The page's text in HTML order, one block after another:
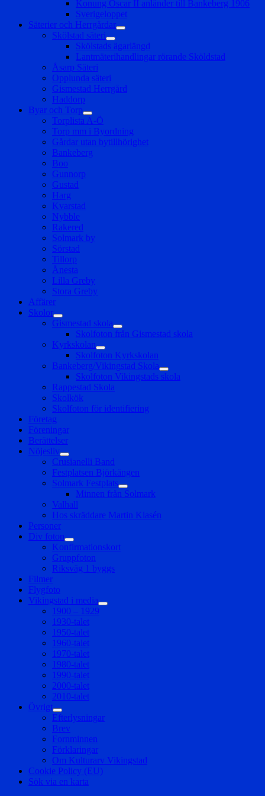
Konung Oscar II anländer till Bankeberg 1906
Sverigeloppet
Säterier och Herrgårdar
expandera
undermeny
Skölstad säteri
expandera
undermeny
Skölstads ägarlängd
Lantmäterihandlingar rörande Sköldstad
Åsarp Säteri
Opplunda säteri
Gismestad Herrgård
Haddorp
Byar och Torp
expandera
undermeny
Torplista A-Ö
Torp mm i Byordning
Gårdar utan bytillhörighet
Bankeberg
Boo
Gunnorp
Gustad
Harg
Kvarstad
Nybble
Rakered
Solmark by
Sörstad
Tillorp
Ånesta
Lilla Greby
Stora Greby
Affärer
Skolor
expandera
undermeny
Gismestad skola
expandera
undermeny
Skolfoton från Gismestad skola
Kyrkskolan
expandera
undermeny
Skolfoton Kyrkskolan
Bankeberg/Vikingstad Skola
expandera
undermeny
Skolfoton Vikingstads skola
Rappestad Skola
Skolkök
Skolfoton för identifiering
Företag
Föreningar
Berättelser
Nöjesliv
expandera
undermeny
Crusianelli Band
Festplatsen Björkängen
Solmark Festplats
expandera
undermeny
Minnen från Solmark
Valhall
Hos skräddare Martin Klasén
Personer
Div foton
expandera
undermeny
Konfirmationskort
Gruppfoton
Riksväg 1 byggs
Filmer
Flygfoto
Vikingstad i media
expandera
1900 – 1929
1930-talet
1950-talet
1960-talet
1970-talet
1980-talet
1990-talet
2000-talet
2010-talet
Övrigt
expandera
undermeny
Efterlysningar
Brev
Fornminnen
Förklaringar
Om Kulturarv Vikingstad
Cookie Policy (EU)
Sök via en karta